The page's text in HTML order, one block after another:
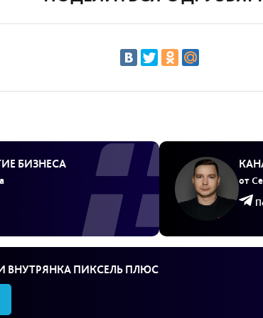
БИЗНЕСА
от
ВНУТРЯНКА ПИКСЕЛЬ ПЛЮС